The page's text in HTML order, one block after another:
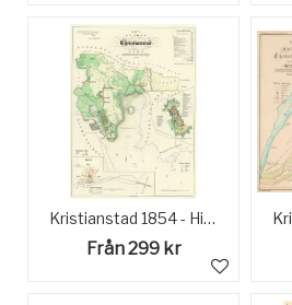
Kristianstad 1854 - Historisk Karta
Från 299 kr